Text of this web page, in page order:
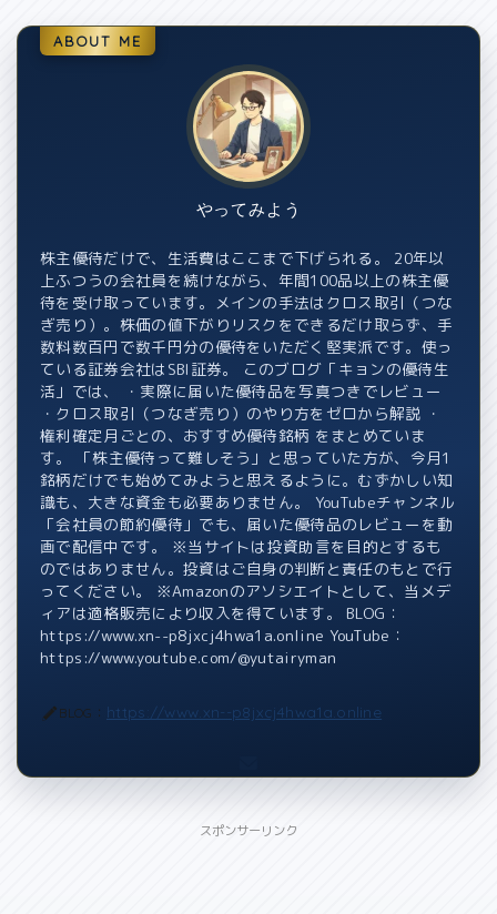
ABOUT ME
やってみよう
株主優待だけで、生活費はここまで下げられる。 20年以
上ふつうの会社員を続けながら、年間100品以上の株主優
待を受け取っています。メインの手法はクロス取引（つな
ぎ売り）。株価の値下がりリスクをできるだけ取らず、手
数料数百円で数千円分の優待をいただく堅実派です。使っ
ている証券会社はSBI証券。 このブログ「キョンの優待生
活」では、 ・実際に届いた優待品を写真つきでレビュー
・クロス取引（つなぎ売り）のやり方をゼロから解説 ・
権利確定月ごとの、おすすめ優待銘柄 をまとめていま
す。 「株主優待って難しそう」と思っていた方が、今月1
銘柄だけでも始めてみようと思えるように。むずかしい知
識も、大きな資金も必要ありません。 YouTubeチャンネル
「会社員の節約優待」でも、届いた優待品のレビューを動
画で配信中です。 ※当サイトは投資助言を目的とするも
のではありません。投資はご自身の判断と責任のもとで行
ってください。 ※Amazonのアソシエイトとして、当メデ
ィアは適格販売により収入を得ています。 BLOG：
https://www.xn--p8jxcj4hwa1a.online YouTube：
https://www.youtube.com/@yutairyman
BLOG： https://www.xn--p8jxcj4hwa1a.online
スポンサーリンク